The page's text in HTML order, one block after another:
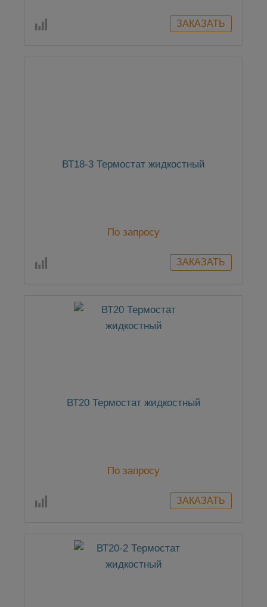
ВТ18-3 Термостат жидкостный
По запросу
ВТ20 Термостат жидкостный
По запросу